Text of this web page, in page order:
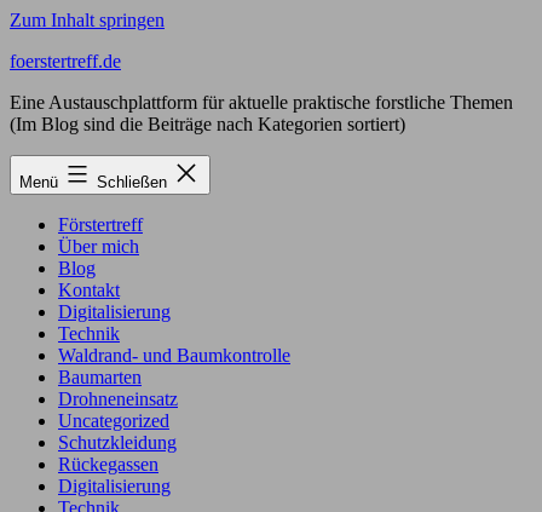
Zum Inhalt springen
foerstertreff.de
Eine Austauschplattform für aktuelle praktische forstliche Themen
(Im Blog sind die Beiträge nach Kategorien sortiert)
Menü Schließen
Förstertreff
Über mich
Blog
Kontakt
Digitalisierung
Technik
Waldrand- und Baumkontrolle
Baumarten
Drohneneinsatz
Uncategorized
Schutzkleidung
Rückegassen
Digitalisierung
Technik